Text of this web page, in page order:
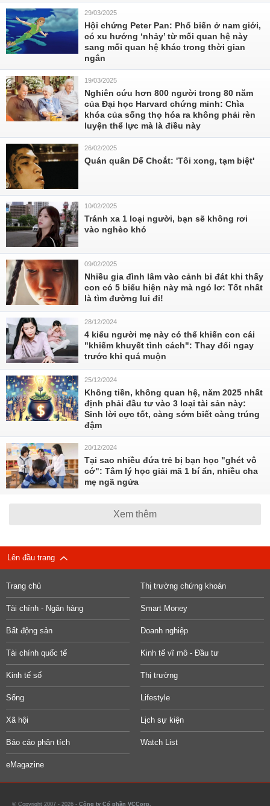
29/03/2025
Hội chứng Peter Pan: Phổ biến ở nam giới,
có xu hướng ‘nhảy’ từ mối quan hệ này
sang mối quan hệ khác trong thời gian
ngắn
19/03/2025
Nghiên cứu hơn 800 người trong 80 năm
của Đại học Harvard chứng minh: Chìa
khóa của sống thọ hóa ra không phải rèn
luyện thể lực mà là điều này
26/02/2025
Quán quân Dế Choắt: 'Tôi xong, tạm biệt'
10/02/2025
Tránh xa 1 loại người, bạn sẽ không rơi
vào nghèo khó
09/02/2025
Nhiều gia đình lâm vào cảnh bi đát khi thấy
con có 5 biểu hiện này mà ngó lơ: Tốt nhất
là tìm đường lui đi!
28/12/2024
4 kiểu người mẹ này có thể khiến con cái
"khiếm khuyết tình cách": Thay đổi ngay
trước khi quá muộn
25/12/2024
Không tiền, không quan hệ, năm 2025 nhất
định phải đầu tư vào 3 loại tài sản này:
Sinh lời cực tốt, càng sớm biết càng trúng
đậm
20/12/2024
Tại sao nhiều đứa trẻ bị bạn học "ghét vô
cớ": Tâm lý học giải mã 1 bí ẩn, nhiều cha
mẹ ngã ngửa
Xem thêm
Lên đầu trang
Trang chủ Thị trường chứng khoán
Tài chính - Ngân hàng Smart Money
Bất động sản Doanh nghiệp
Tài chính quốc tế Kinh tế vĩ mô - Đầu tư
Kinh tế số Thị trường
Sống Lifestyle
Xã hội Lịch sự kiện
Báo cáo phân tích Watch List
eMagazine
© Copyright 2007 - 2026 - Công ty Cổ phần VCCorp.